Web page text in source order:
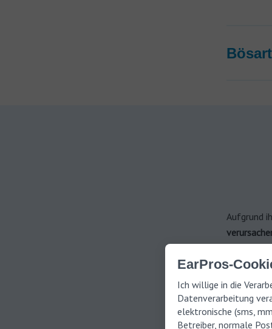
Aufgrund
den
und
Tumors ab.
EarPros-
Ich willige in die
Datenverarbeitung
elektronische (sms,
Betreiber, normale